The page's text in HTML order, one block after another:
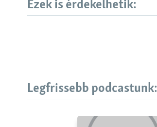
Ezek is érdekelhetik:
Legfrissebb podcastunk: